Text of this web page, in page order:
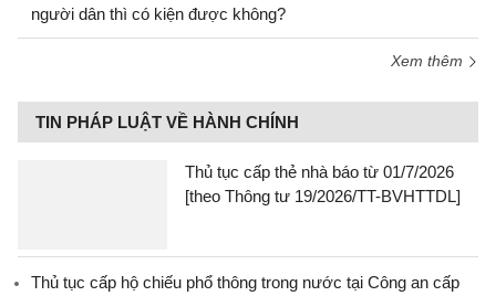
người dân thì có kiện được không?
Xem thêm
TIN PHÁP LUẬT VỀ HÀNH CHÍNH
Thủ tục cấp thẻ nhà báo từ 01/7/2026
[theo Thông tư 19/2026/TT-BVHTTDL]
Thủ tục cấp hộ chiếu phổ thông trong nước tại Công an cấp